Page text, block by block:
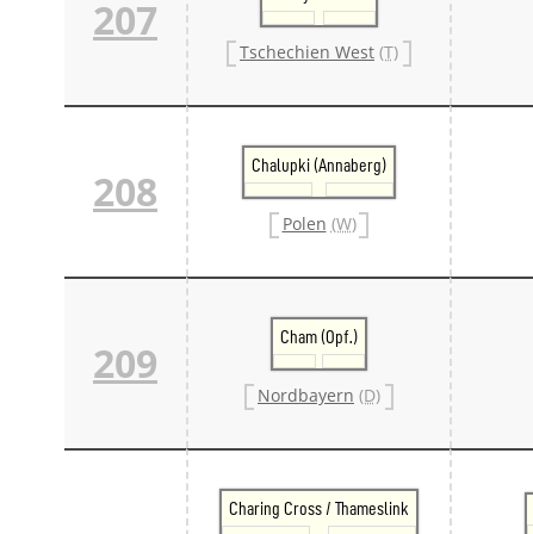
207
Tschechien West (T)
208
Chalupki (Annaberg)
Polen (W)
209
Cham (Opf.)
Nordbayern (D)
Charing Cross / Thameslink